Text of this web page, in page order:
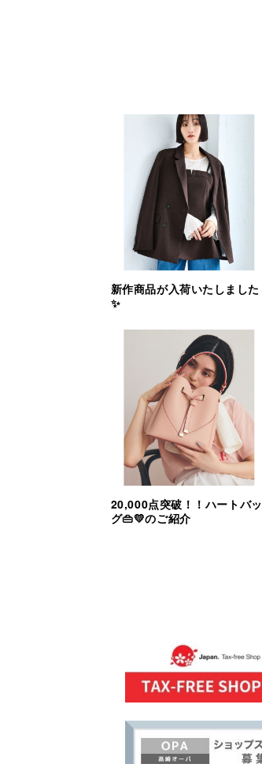
新作商品が入荷いたしました
✨
20,000点突破！！ハートバッ
グ👜💛のご紹介